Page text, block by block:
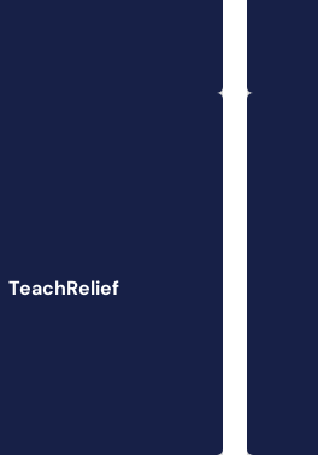
TeachRelief
TeachRelief